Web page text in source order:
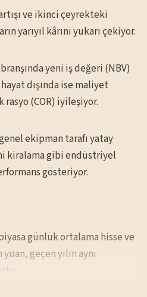
ve ikinci çeyrekteki
yarıyıl kârını yukarı çekiyor.
yeni iş değeri (NBV)
dışında ise maliyet
(COR) iyileşiyor.
ekipman tarafı yatay
kiralama gibi endüstriyel
gösteriyor.
günlük ortalama hisse ve
geçen yılın aynı